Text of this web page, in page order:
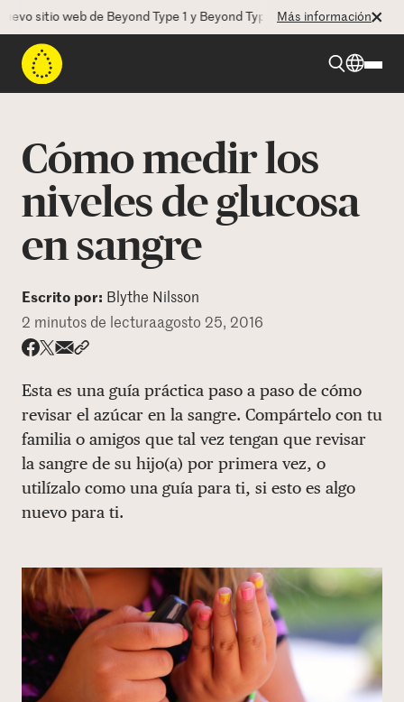
sitio web de Beyond Type 1 y Beyond Type 2! La CEO Deborah
Más información
Recursos
Programas
Quienes somos
DONAR
Cómo medir los
niveles de glucosa
en sangre
Escrito por: Blythe Nilsson
2 minutos de lecturaagosto 25, 2016
Esta es una guía práctica paso a paso de cómo
revisar el azúcar en la sangre. Compártelo con tu
familia o amigos que tal vez tengan que revisar
la sangre de su hijo(a) por primera vez, o
utilízalo como una guía para ti, si esto es algo
nuevo para ti.